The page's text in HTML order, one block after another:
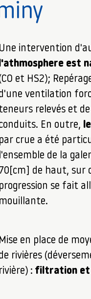
Une intervention
est
et HS2);
ventilation
relevés et
En outre,
par crue a été
l'ensemble de la
de haut, sur
progression se fait
mouillante.
Mise en place de
rivières
rivière) : filtration et